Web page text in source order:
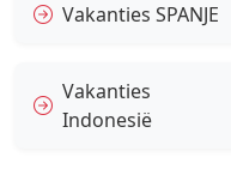
Vakanties SPANJE
Vakanties
Indonesië